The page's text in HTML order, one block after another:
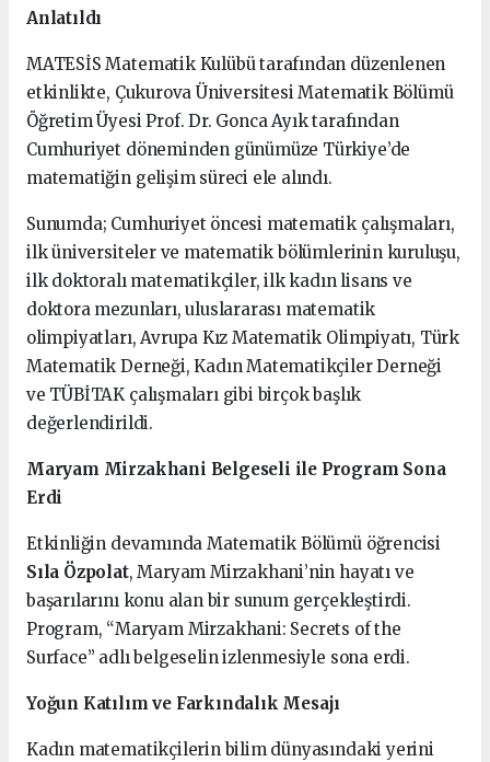
Anlatıldı
MATESİS Matematik Kulübü tarafından düzenlenen
etkinlikte, Çukurova Üniversitesi Matematik Bölümü
Öğretim Üyesi Prof. Dr. Gonca Ayık tarafından
Cumhuriyet döneminden günümüze Türkiye’de
matematiğin gelişim süreci ele alındı.
Sunumda; Cumhuriyet öncesi matematik çalışmaları,
ilk üniversiteler ve matematik bölümlerinin kuruluşu,
ilk doktoralı matematikçiler, ilk kadın lisans ve
doktora mezunları, uluslararası matematik
olimpiyatları, Avrupa Kız Matematik Olimpiyatı, Türk
Matematik Derneği, Kadın Matematikçiler Derneği
ve TÜBİTAK çalışmaları gibi birçok başlık
değerlendirildi.
Maryam Mirzakhani Belgeseli ile Program Sona
Erdi
Etkinliğin devamında Matematik Bölümü öğrencisi
Sıla Özpolat, Maryam Mirzakhani’nin hayatı ve
başarılarını konu alan bir sunum gerçekleştirdi.
Program, “Maryam Mirzakhani: Secrets of the
Surface” adlı belgeselin izlenmesiyle sona erdi.
Yoğun Katılım ve Farkındalık Mesajı
Kadın matematikçilerin bilim dünyasındaki yerini